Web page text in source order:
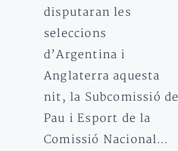
disputaran les
seleccions
d’Argentina i
Anglaterra aquesta
nit, la Subcomissió de
Pau i Esport de la
Comissió Nacional…